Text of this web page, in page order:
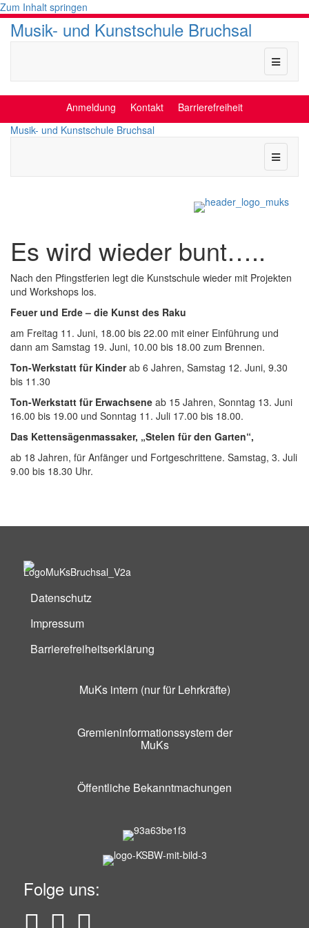
Zum Inhalt springen
Musik- und Kunstschule Bruchsal
Anmeldung Kontakt
Barrierefreiheit
Musik- und Kunstschule Bruchsal
Es wird wieder bunt…..
Nach den Pfingstferien legt die Kunstschule wieder mit Projekten
und Workshops los.
Feuer und Erde – die Kunst des Raku
am Freitag 11. Juni, 18.00 bis 22.00 mit einer Einführung und
dann am Samstag 19. Juni, 10.00 bis 18.00 zum Brennen.
Ton-Werkstatt für Kinderab 6 Jahren, Samstag 12. Juni, 9.30
bis 11.30
Ton-Werkstatt für Erwachsene ab 15 Jahren, Sonntag 13. Juni
16.00 bis 19.00 und Sonntag 11. Juli 17.00 bis 18.00.
Das Kettensägenmassaker, „Stelen für den Garten“,
ab 18 Jahren, für Anfänger und Fortgeschrittene. Samstag, 3. Juli
9.00 bis 18.30 Uhr.
Datenschutz
Impressum
Barrierefreiheitserklärung
MuKs intern (nur für Lehrkräfte)
Gremieninformationssystem der
MuKs
Öffentliche Bekanntmachungen
Folge uns: